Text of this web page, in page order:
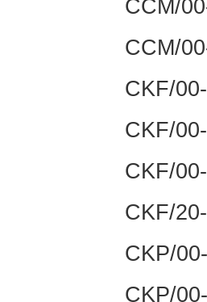
CCM/
CCM/
CKF/
CKF/
CKF/
CKF/
CKP/
CKP/